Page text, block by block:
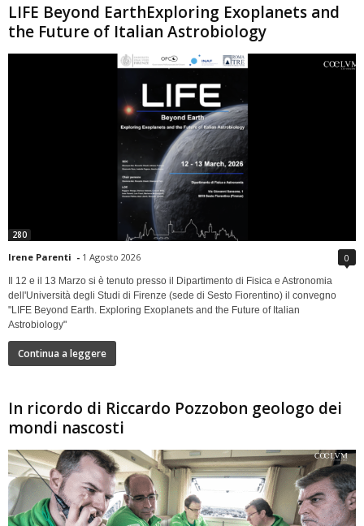
LIFE Beyond EarthExploring Exoplanets and
the Future of Italian Astrobiology
280
Irene Parenti - 1 Agosto 2026 0
Il 12 e il 13 Marzo si è tenuto presso il Dipartimento di Fisica e Astronomia
dell'Università degli Studi di Firenze (sede di Sesto Fiorentino) il convegno
"LIFE Beyond Earth. Exploring Exoplanets and the Future of Italian
Astrobiology"
Continua a leggere
In ricordo di Riccardo Pozzobon geologo dei
mondi nascosti